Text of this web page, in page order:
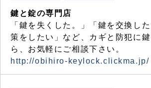
鍵と錠の専門店
「鍵を失くした。」「鍵を交換し
策をしたい」など、カギと防犯に
ら、お気軽にご相談下さい。
http://obihiro-keylock.clickma.jp/